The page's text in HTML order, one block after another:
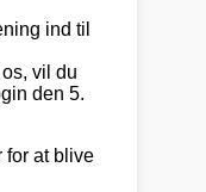
ind til
vil du
den 5.
for at blive